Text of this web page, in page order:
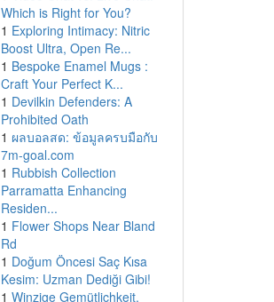
Which is Right for You?
1 Exploring Intimacy: Nitric
Boost Ultra, Open Re...
1 Bespoke Enamel Mugs :
Craft Your Perfect K...
1 Devilkin Defenders: A
Prohibited Oath
1 ผลบอลสด: ข้อมูลครบมือกับ
7m-goal.com
1 Rubbish Collection
Parramatta Enhancing
Residen...
1 Flower Shops Near Bland
Rd
1 Doğum Öncesi Saç Kısa
Kesim: Uzman Dediği Gibi!
1 Winzige Gemütlichkeit,